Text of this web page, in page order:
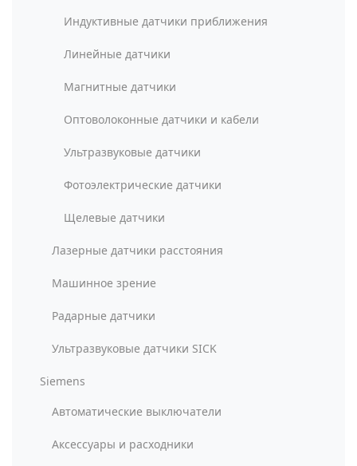
Индуктивные датчики приближения
Линейные датчики
Магнитные датчики
Оптоволоконные датчики и кабели
Ультразвуковые датчики
Фотоэлектрические датчики
Щелевые датчики
Лазерные датчики расстояния
Машинное зрение
Радарные датчики
Ультразвуковые датчики SICK
Siemens
Автоматические выключатели
Аксессуары и расходники